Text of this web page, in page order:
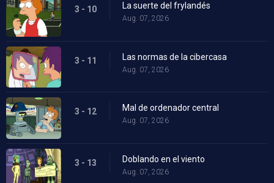
3 - 10 La suerte del frylandés
Aug. 07, 2026
3 - 11 Las normas de la cibercasa
Aug. 07, 2026
3 - 12 Mal de ordenador central
Aug. 07, 2026
3 - 13 Doblando en el viento
Aug. 07, 2026